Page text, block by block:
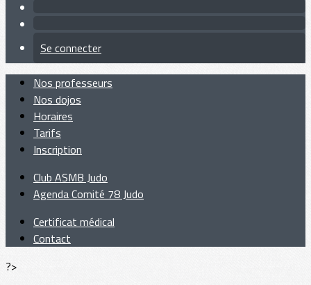
Se connecter
Nos professeurs
Nos dojos
Horaires
Tarifs
Inscription
Club ASMB Judo
Agenda Comité 78 Judo
Certificat médical
Contact
?>